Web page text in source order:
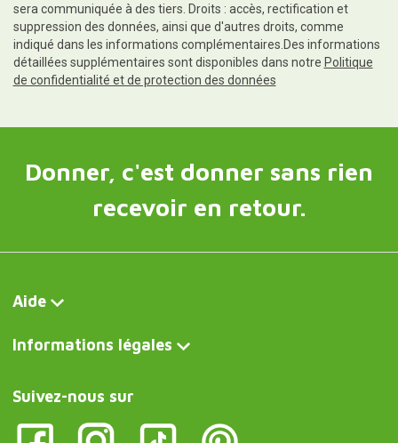
sera communiquée à des tiers. Droits : accès, rectification et
suppression des données, ainsi que d'autres droits, comme
indiqué dans les informations complémentaires.Des informations
détaillées supplémentaires sont disponibles dans notre Politique
de confidentialité et de protection des données
Donner, c'est donner sans rien
recevoir en retour.
Aide
Informations légales
Suivez-nous sur